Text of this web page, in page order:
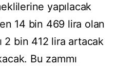
yapılacak
14 bin 469 lira olan
2 bin 412 lira artacak
Bu zammı